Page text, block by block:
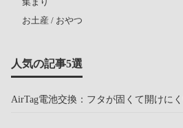
お土産 / おやつ
人気の記事5選
AirTag電池交換：フタが固くて開けに